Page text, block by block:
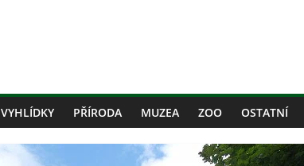
VYHLÍDKY PŘÍRODA MUZEA ZOO OSTATNÍ